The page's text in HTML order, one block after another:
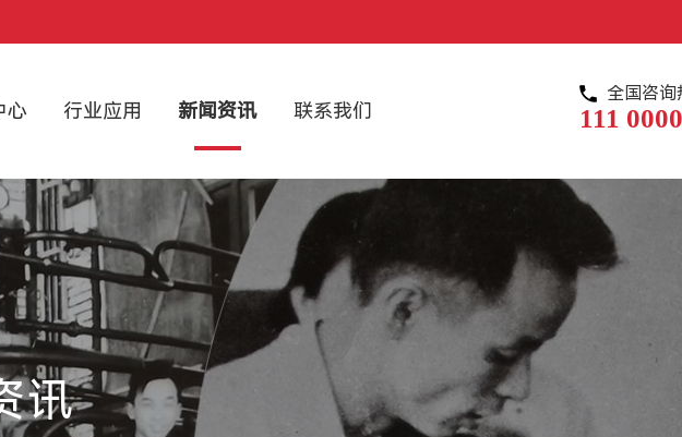
心 行业应用 新闻资讯 联系我们
全国咨询
111
讯